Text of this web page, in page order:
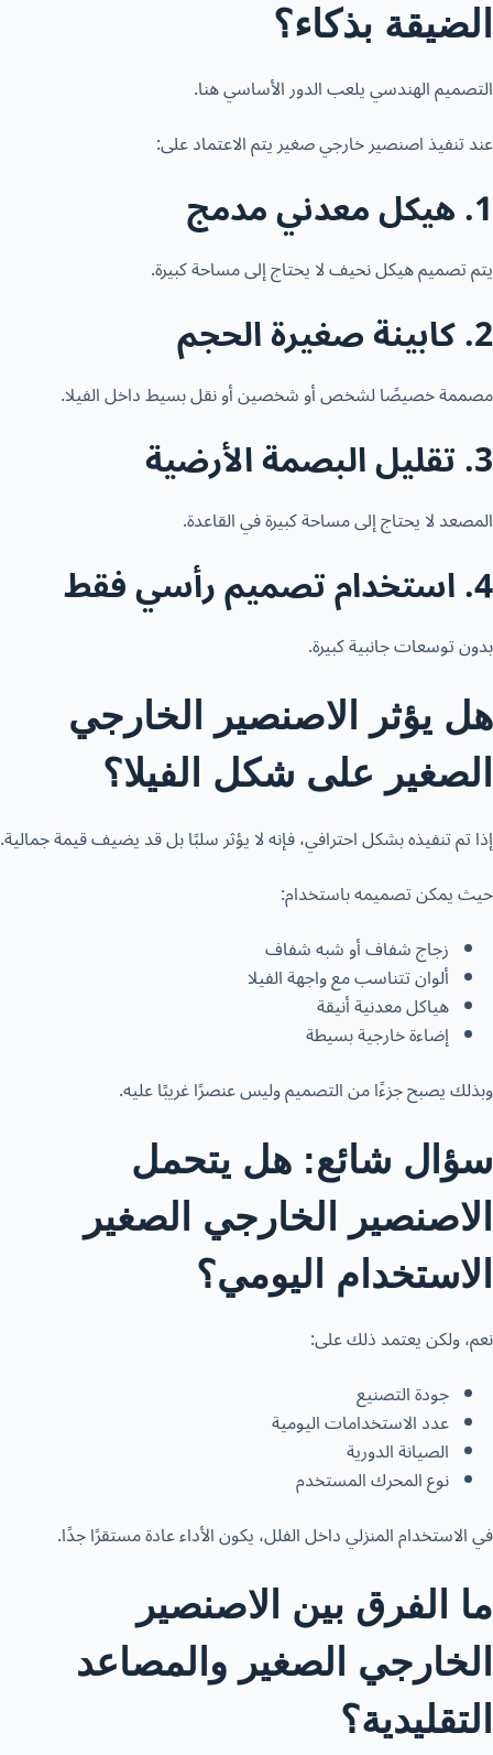
الضيقة بذكاء؟
التصميم الهندسي يلعب الدور الأساسي هنا.
عند تنفيذ اصنصير خارجي صغير يتم الاعتماد على:
1. هيكل معدني مدمج
يتم تصميم هيكل نحيف لا يحتاج إلى مساحة كبيرة.
2. كابينة صغيرة الحجم
مصممة خصيصًا لشخص أو شخصين أو نقل بسيط داخل الفيلا.
3. تقليل البصمة الأرضية
المصعد لا يحتاج إلى مساحة كبيرة في القاعدة.
4. استخدام تصميم رأسي فقط
بدون توسعات جانبية كبيرة.
هل يؤثر الاصنصير الخارجي
الصغير على شكل الفيلا؟
إذا تم تنفيذه بشكل احترافي، فإنه لا يؤثر سلبًا بل قد يضيف قيمة جمالية.
حيث يمكن تصميمه باستخدام:
زجاج شفاف أو شبه شفاف
ألوان تتناسب مع واجهة الفيلا
هياكل معدنية أنيقة
إضاءة خارجية بسيطة
وبذلك يصبح جزءًا من التصميم وليس عنصرًا غريبًا عليه.
سؤال شائع: هل يتحمل
الاصنصير الخارجي الصغير
الاستخدام اليومي؟
نعم، ولكن يعتمد ذلك على:
جودة التصنيع
عدد الاستخدامات اليومية
الصيانة الدورية
نوع المحرك المستخدم
في الاستخدام المنزلي داخل الفلل، يكون الأداء عادة مستقرًا جدًا.
ما الفرق بين الاصنصير
الخارجي الصغير والمصاعد
التقليدية؟